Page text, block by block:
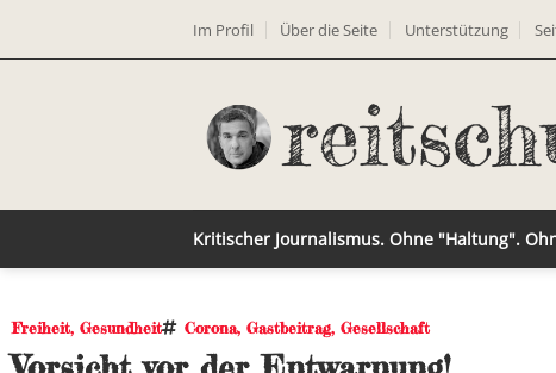
Im Profil Über die Seite Unterstützung
Kritischer Journalismus. Ohne "Haltung".
Freiheit, Gesundheit Corona, Gastbeitrag, Gesellschaft